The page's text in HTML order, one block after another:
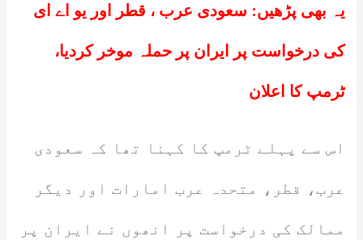
یہ بھی پڑھیں: سعودی عرب ، قطر اور یو اے ای
کی درخواست پر ایران پر حملہ موخر کردیا،
ٹرمپ کا اعلان
اس سے پہلے ٹرمپ کا کہنا تھا کہ سعودی
عرب، قطر، متحدہ عرب امارات اور دیگر
ممالک کی درخواست پر انھوں نے ایران پر